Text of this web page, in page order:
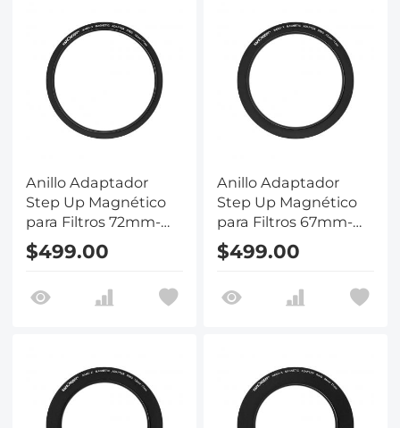
Anillo Adaptador
Step Up Magnético
para Filtros 72mm-
77mm
$499.00
Anillo Adaptador
Step Up Magnético
para Filtros 67mm-
77mm
$499.00